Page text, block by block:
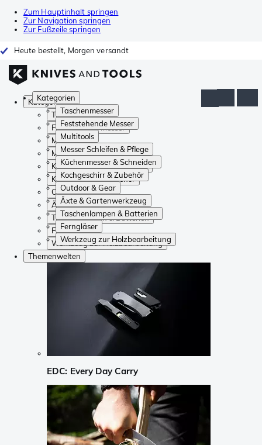
Zum Hauptinhalt springen
Zur Navigation springen
Zur Fußzeile springen
Heute bestellt, Morgen versandt
Kategorien
Taschenmesser
Feststehende Messer
Multitools
Messer Schleifen & Pflege
Küchenmesser & Schneiden
Kochgeschirr & Zubehör
Outdoor & Gear
Äxte & Gartenwerkzeug
Taschenlampen & Batterien
Ferngläser
Werkzeug zur Holzbearbeitung
Kategorien
Taschenmesser
Feststehende Messer
Multitools
Messer Schleifen & Pflege
Küchenmesser & Schneiden
Kochgeschirr & Zubehör
Outdoor & Gear
Äxte & Gartenwerkzeug
Taschenlampen & Batterien
Ferngläser
Werkzeug zur Holzbearbeitung
Themenwelten
EDC: Every Day Carry